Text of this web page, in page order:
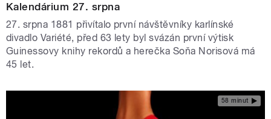
Kalendárium 27. srpna
27. srpna 1881 přivítalo první návštěvníky karlínské
divadlo Variété, před 63 lety byl svázán první výtisk
Guinessovy knihy rekordů a herečka Soňa Norisová má
45 let.
58 minut